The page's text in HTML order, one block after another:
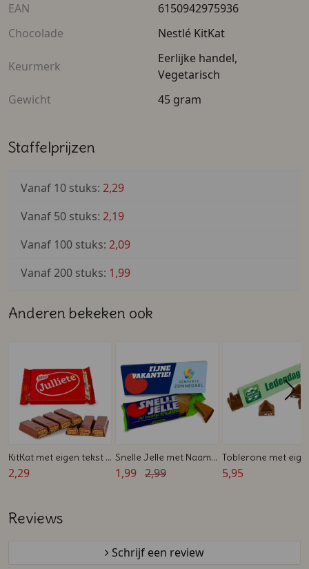
Deze reep bevat tarwe, melk en glutenbevattende
granen. Het gewicht van de chocoladereep is 45 gram.
EAN
6150942975936
Chocolade
Nestlé KitKat
Keurmerk
Eerlijke handel,
Vegetarisch
Gewicht
45 gram
Staffelprijzen
Vanaf 10 stuks: 2,29
Vanaf 50 stuks: 2,19
Vanaf 100 stuks: 2,09
Vanaf 200 stuks: 1,99
Anderen bekeken ook
KitKat met eigen tekst -
Bedankje voor
2,29
Snelle Jelle met Naam
en Logo
1,99 2,99
Toblerone met
wikkel - Zakelijk
5,95
Reviews
Schrijf een review